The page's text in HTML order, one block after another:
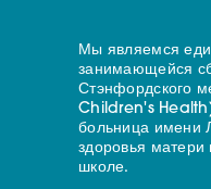
Мы являемся
занимающейся
Стэнфордского
Children's
больница имени
здоровья
школе.